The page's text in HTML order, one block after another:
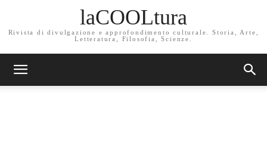
laCOOLtura
Rivista di divulgazione e approfondimento culturale. Storia, Arte,
Letteratura, Filosofia, Scienze.